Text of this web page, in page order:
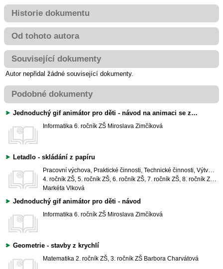
Historie dokumentu
Od tohoto autora
Související dokumenty
Autor nepřidal žádné související dokumenty.
Podobné dokumenty
Jednoduchý gif animátor pro děti - návod na animaci se zvukem
Informatika 6. ročník ZŠ Miroslava Zimčíková
Letadlo - skládání z papíru
Pracovní výchova, Praktické činnosti, Technické činnosti, Výtvarná výchova
4. ročník ZŠ, 5. ročník ZŠ, 6. ročník ZŠ, 7. ročník ZŠ, 8. ročník ZŠ, 9. ročník ZŠ
Markéta Vlková
Jednoduchý gif animátor pro děti - návod
Informatika 6. ročník ZŠ Miroslava Zimčíková
Geometrie - stavby z krychlí
Matematika 2. ročník ZŠ, 3. ročník ZŠ Barbora Charvátová